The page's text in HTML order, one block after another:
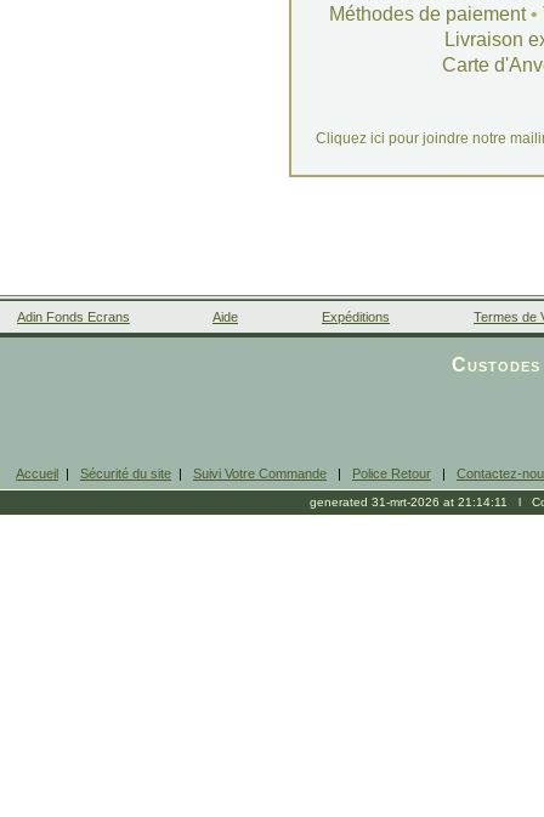
Méthodes de paiement•
Livraison
Carte
Cliquez ici pour joindre notre
Adin Fonds Ecrans Aide Expéditions Termes de
Accueil | Sécurité du site | Suivi Votre Commande | Police Retour | Contactez-
generated 31-mrt-2026 at 21:14:11 l